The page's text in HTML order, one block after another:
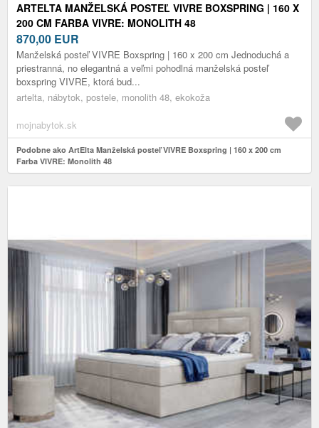
ARTELTA MANŽELSKÁ POSTEĽ VIVRE BOXSPRING | 160 X
200 CM FARBA VIVRE: MONOLITH 48
870,00 EUR
Manželská posteľ VIVRE Boxspring | 160 x 200 cm Jednoduchá a
priestranná, no elegantná a veľmi pohodlná manželská posteľ
boxspring VIVRE, ktorá bud...
artelta, nábytok, postele, monolith 48, ekokoža
mojnabytok.sk
Podobne ako ArtElta Manželská posteľ VIVRE Boxspring | 160 x 200 cm
Farba VIVRE: Monolith 48